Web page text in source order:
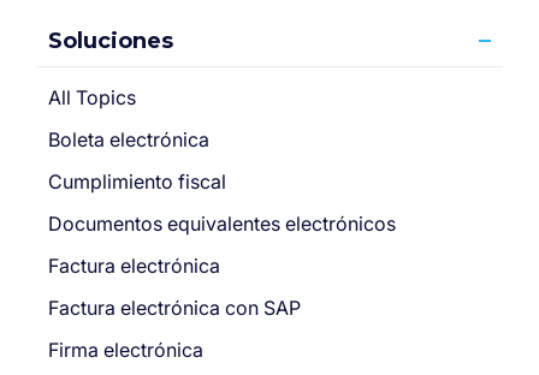
Soluciones
All Topics
Boleta electrónica
Cumplimiento fiscal
Documentos equivalentes electrónicos
Factura electrónica
Factura electrónica con SAP
Firma electrónica